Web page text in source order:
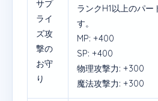
サプ
ライ
ズ攻
撃の
お守
り
ランクH1以上のパー
す。
MP: +400
SP: +400
物理攻撃力: +300
魔法攻撃力: +300